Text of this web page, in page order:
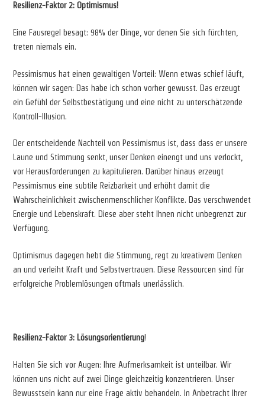
Resilienz-Faktor 2: Optimismus!
Eine Fausregel besagt: 98% der Dinge, vor denen Sie sich fürchten,
treten niemals ein.
Pessimismus hat einen gewaltigen Vorteil: Wenn etwas schief läuft,
können wir sagen: Das habe ich schon vorher gewusst. Das erzeugt
ein Gefühl der Selbstbestätigung und eine nicht zu unterschätzende
Kontroll-Illusion.
Der entscheidende Nachteil von Pessimismus ist, dass dass er unsere
Laune und Stimmung senkt, unser Denken einengt und uns verlockt,
vor Herausforderungen zu kapitulieren. Darüber hinaus erzeugt
Pessimismus eine subtile Reizbarkeit und erhöht damit die
Wahrscheinlichkeit zwischenmenschlicher Konflikte. Das verschwendet
Energie und Lebenskraft. Diese aber steht Ihnen nicht unbegrenzt zur
Verfügung.
Optimismus dagegen hebt die Stimmung, regt zu kreativem Denken
an und verleiht Kraft und Selbstvertrauen. Diese Ressourcen sind für
erfolgreiche Problemlösungen oftmals unerlässlich.
Resilienz-Faktor 3: Lösungsorientierung!
Halten Sie sich vor Augen: Ihre Aufmerksamkeit ist unteilbar. Wir
können uns nicht auf zwei Dinge gleichzeitig konzentrieren. Unser
Bewusstsein kann nur eine Frage aktiv behandeln. In Anbetracht Ihrer